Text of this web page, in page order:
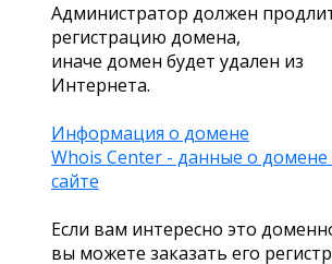
Администратор должен
регистрацию домена,
иначе домен будет удален из
Интернета.
Информация о домене
Whois Center - данные о домене
сайте
Если вам интересно это
вы можете заказать его